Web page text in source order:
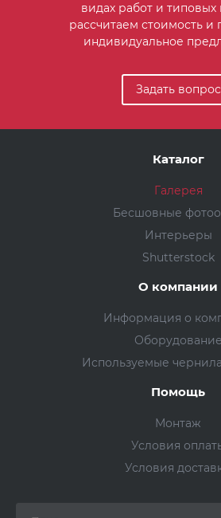
видах работ и типовых
рассчитаем стоимость и
индивидуальное
Задать вопрос
Каталог
Галерея
Бесшовные
Интерьеры
Shutterstock
О компании
Информация о
Оборудование
Используемые
Помощь
Монтаж
Условия
Условия